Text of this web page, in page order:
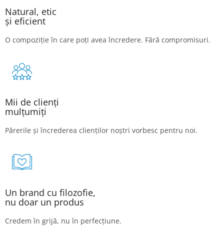
Natural, etic
și eficient
O compoziție în care poți avea încredere. Fără compromisuri.
Mii de clienți
mulțumiți
Părerile și încrederea clienților noștri vorbesc pentru noi.
Un brand cu filozofie,
nu doar un produs
Credem în grijă, nu în perfecțiune.